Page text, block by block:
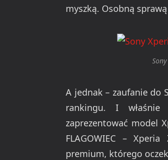
myszką. Osobną
A jednak – zaufanie do
rankingu. I właśnie
zaprezentować model
FLAGOWIEC –
premium, którego